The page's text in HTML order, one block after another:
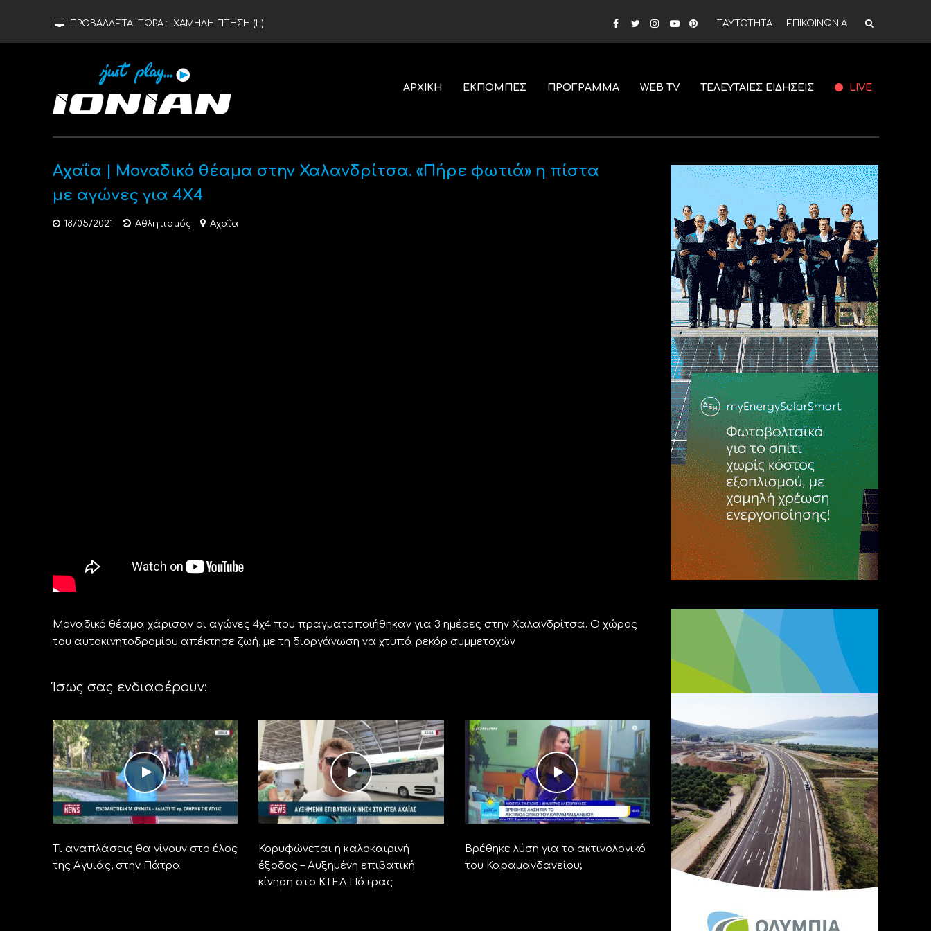
ΠΡΟΒΑΛΛΕΤΑΙ ΤΩΡΑ : ΧΑΜΗΛΗ ΠΤΗΣΗ (L) ΤΑΥΤΟΤΗΤΑ ΕΠΙΚΟΙΝΩΝΙΑ
ΑΡΧΙΚΗ ΕΚΠΟΜΠΕΣ ΠΡΟΓΡΑΜΜΑ WEB TV ΤΕΛΕΥΤΑΙΕΣ ΕΙΔΗΣΕΙΣ LIVE
Αχαΐα | Μοναδικό θέαμα στην Χαλανδρίτσα. «Πήρε φωτιά» η πίστα
με αγώνες για 4Χ4
18/05/2021 Αθλητισμός Αχαΐα
Μοναδικό θέαμα χάρισαν οι αγώνες 4χ4 που πραγματοποιήθηκαν για 3 ημέρες στην Χαλανδρίτσα. Ο χώρος
του αυτοκινητοδρομίου απέκτησε ζωή, με τη διοργάνωση να χτυπά ρεκόρ συμμετοχών
Ίσως σας ενδιαφέρουν:
Τι αναπλάσεις θα γίνουν στο έλος
της Αγυιάς, στην Πάτρα
Κορυφώνεται η καλοκαιρινή
έξοδος – Αυξημένη επιβατική
κίνηση στο ΚΤΕΛ Πάτρας
Βρέθηκε λύση για το ακτινολογικό
του Καραμανδανείου;